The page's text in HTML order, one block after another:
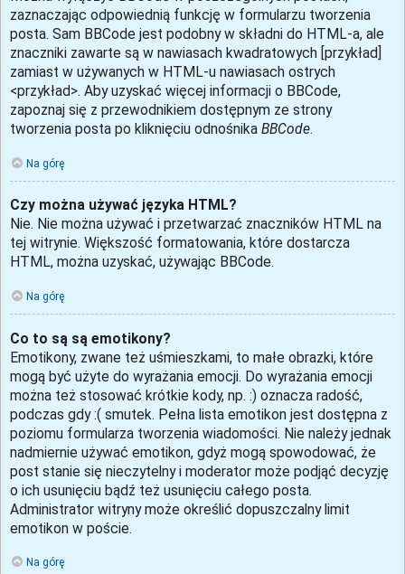
zaznaczając odpowiednią funkcję w formularzu tworzenia
posta. Sam BBCode jest podobny w składni do HTML-a, ale
znaczniki zawarte są w nawiasach kwadratowych [przykład]
zamiast w używanych w HTML-u nawiasach ostrych
<przykład>. Aby uzyskać więcej informacji o BBCode,
zapoznaj się z przewodnikiem dostępnym ze strony
tworzenia posta po kliknięciu odnośnika BBCode.
Na górę
Czy można używać języka HTML?
Nie. Nie można używać i przetwarzać znaczników HTML na
tej witrynie. Większość formatowania, które dostarcza
HTML, można uzyskać, używając BBCode.
Na górę
Co to są są emotikony?
Emotikony, zwane też uśmieszkami, to małe obrazki, które
mogą być użyte do wyrażania emocji. Do wyrażania emocji
można też stosować krótkie kody, np. :) oznacza radość,
podczas gdy :( smutek. Pełna lista emotikon jest dostępna z
poziomu formularza tworzenia wiadomości. Nie należy jednak
nadmiernie używać emotikon, gdyż mogą spowodować, że
post stanie się nieczytelny i moderator może podjąć decyzję
o ich usunięciu bądź też usunięciu całego posta.
Administrator witryny może określić dopuszczalny limit
emotikon w poście.
Na górę